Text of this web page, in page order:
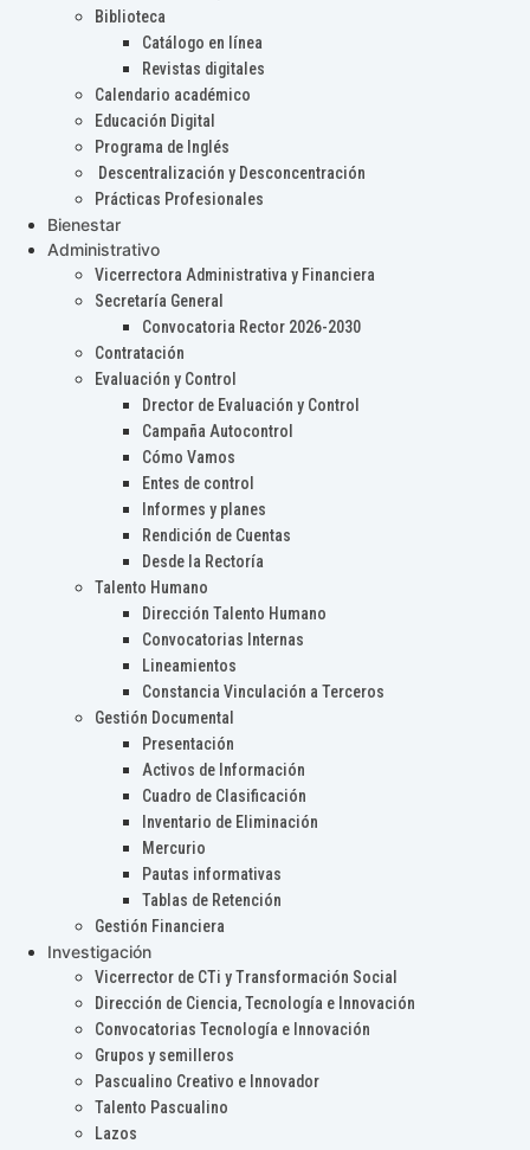
Biblioteca
Catálogo en línea
Revistas digitales
Calendario académico
Educación Digital
Programa de Inglés
Descentralización y Desconcentración
Prácticas Profesionales
Bienestar
Administrativo
Vicerrectora Administrativa y Financiera
Secretaría General
Convocatoria Rector 2026-2030
Contratación
Evaluación y Control
Drector de Evaluación y Control
Campaña Autocontrol
Cómo Vamos
Entes de control
Informes y planes
Rendición de Cuentas
Desde la Rectoría
Talento Humano
Dirección Talento Humano
Convocatorias Internas
Lineamientos
Constancia Vinculación a Terceros
Gestión Documental
Presentación
Activos de Información
Cuadro de Clasificación
Inventario de Eliminación
Mercurio
Pautas informativas
Tablas de Retención
Gestión Financiera
Investigación
Vicerrector de CTi y Transformación Social
Dirección de Ciencia, Tecnología e Innovación
Convocatorias Tecnología e Innovación
Grupos y semilleros
Pascualino Creativo e Innovador
Talento Pascualino
Lazos